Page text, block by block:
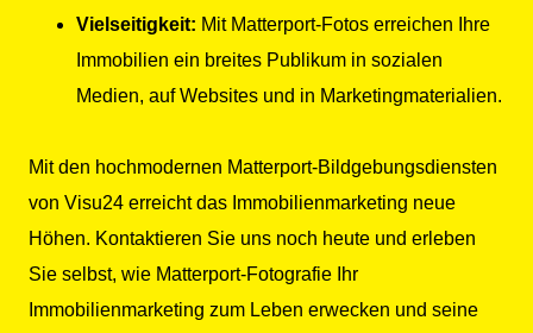
Vielseitigkeit: Mit Matterport-Fotos erreichen Ihre
Immobilien ein breites Publikum in sozialen
Medien, auf Websites und in Marketingmaterialien.
Mit den hochmodernen Matterport-Bildgebungsdiensten
von Visu24 erreicht das Immobilienmarketing neue
Höhen. Kontaktieren Sie uns noch heute und erleben
Sie selbst, wie Matterport-Fotografie Ihr
Immobilienmarketing zum Leben erwecken und seine